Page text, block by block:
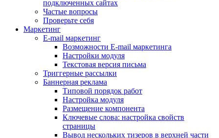
подключенных сайтах
Частые вопросы
Проверьте себя
Маркетинг
E-mail маркетинг
Возможности E-mail маркетинга
Настройки модуля
Текстовая версия письма
Триггерные рассылки
Баннерная реклама
Типовой порядок работ
Настройка модуля
Размещение компонента
Ключевые слова: настройка свойств
страницы
Вывод нескольких тизеров в верхней части